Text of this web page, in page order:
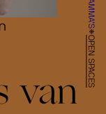
OPEN SPACES
van